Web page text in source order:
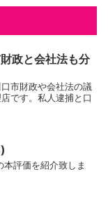
政と会社法も分
市財政や会社法の議
です。私人逮捕と口
評価を紹介致しま